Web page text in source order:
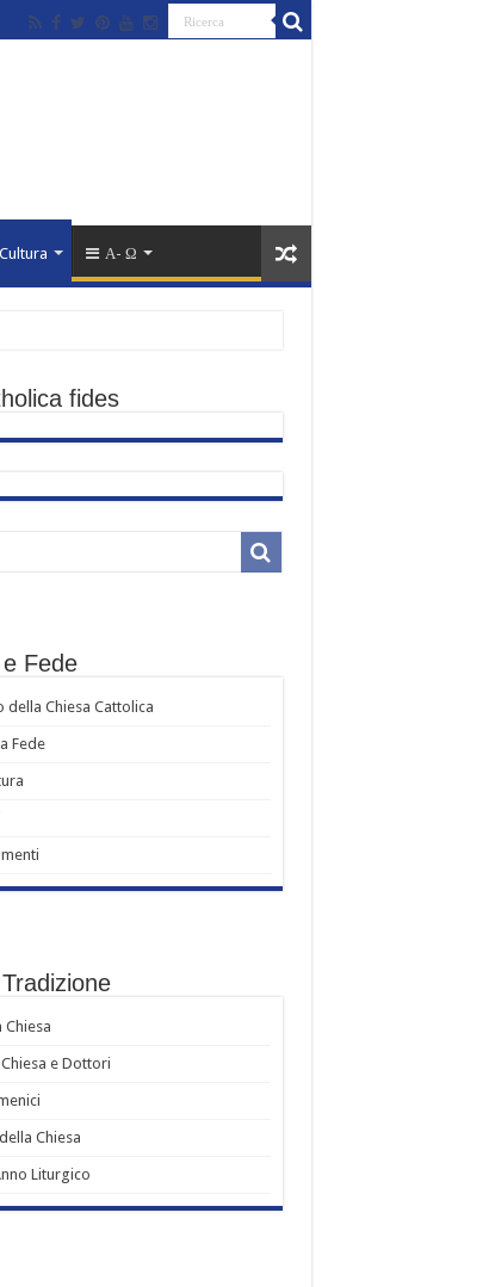
Α- Ω
e la crisi del positivismo giuridico
fides
Fede
della Chiesa Cattolica
Fede
Chiesa
e Dottori
Chiesa
Liturgico